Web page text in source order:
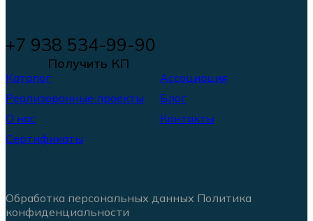
+7 938 534-99-90
Получить КП
Каталог
Ассоциация
Реализованные проекты
Блог
О нас
Контакты
Сертификаты
Обработка персональных данных Политика
конфиденциальности